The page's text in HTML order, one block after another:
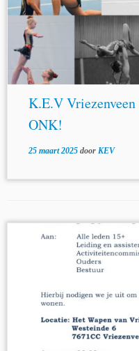
K.E.V
ONK!
25 maart 2025 door KEV